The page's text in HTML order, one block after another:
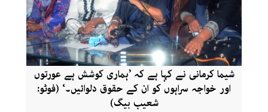
شیما کرمانی نے کہا ہے کہ ’ہماری کوشش ہے عورتوں
اور خواجہ سراہوں کو ان کے حقوق دلوائیں۔‘ (فوٹو:
شعیب بیگ)